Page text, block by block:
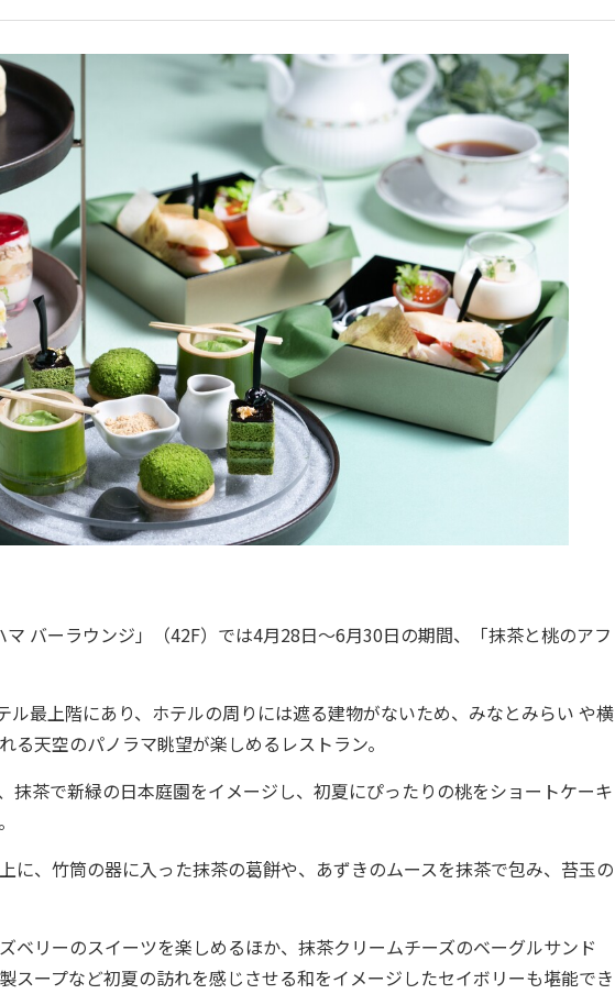
バーラウンジ」（42F）では4月28日～6月30日の期間、「抹茶と桃のアフ
最上階にあり、ホテルの周りには遮る建物がないため、みなとみらい や横
天空のパノラマ眺望が楽しめるレストラン。
茶で新緑の日本庭園をイメージし、初夏にぴったりの桃をショートケーキ
、竹筒の器に入った抹茶の葛餅や、あずきのムースを抹茶で包み、苔玉の
リーのスイーツを楽しめるほか、抹茶クリームチーズのベーグルサンド
スープなど初夏の訪れを感じさせる和をイメージしたセイボリーも堪能でき